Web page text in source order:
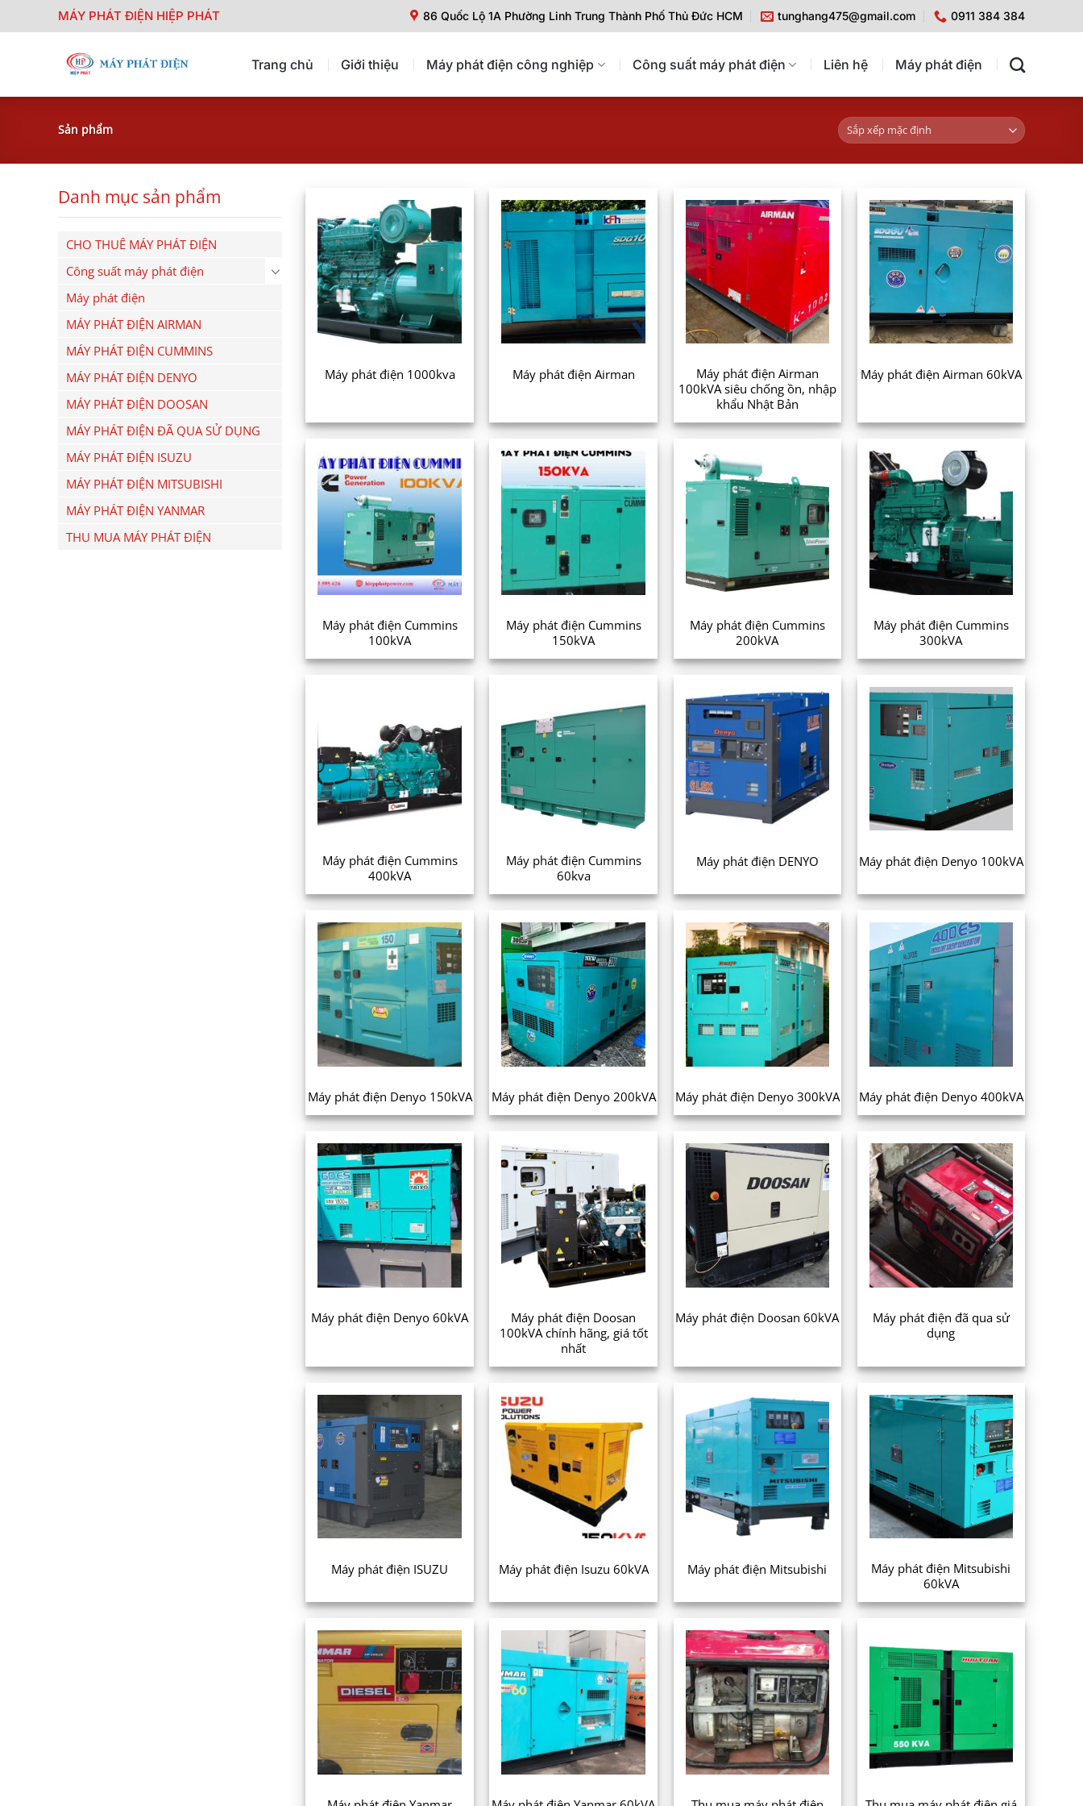
đến
MÁY PHÁT ĐIỆN HIỆP PHÁT 86 Quốc Lộ 1A Phường Linh Trung Thành Phố Thủ Đức HCM tunghang475@gmail.com 0911 384 384
Trang chủ Giới thiệu Máy phát điện công nghiệp Công suất máy phát điện Liên hệ Máy phát điện
Sản phẩm
Danh mục sản phẩm
CHO THUÊ MÁY PHÁT ĐIỆN
Công suất máy phát điện
Máy phát điện
MÁY PHÁT ĐIỆN AIRMAN
MÁY PHÁT ĐIỆN CUMMINS
MÁY PHÁT ĐIỆN DENYO
MÁY PHÁT ĐIỆN DOOSAN
MÁY PHÁT ĐIỆN ĐÃ QUA SỬ DỤNG
MÁY PHÁT ĐIỆN ISUZU
MÁY PHÁT ĐIỆN MITSUBISHI
MÁY PHÁT ĐIỆN YANMAR
THU MUA MÁY PHÁT ĐIỆN
Máy phát điện 1000kva Máy phát điện Airman
Máy phát điện Airman
100kVA siêu chống ồn, nhập
khẩu Nhật Bản
Máy phát điện Airman 60kVA
Máy phát điện Cummins
100kVA
Máy phát điện Cummins
150kVA
Máy phát điện Cummins
200kVA
Máy phát điện Cummins
300kVA
Máy phát điện Cummins
400kVA
Máy phát điện Cummins
60kva
Máy phát điện DENYO Máy phát điện Denyo 100kVA
Máy phát điện Denyo 150kVA Máy phát điện Denyo 200kVA Máy phát điện Denyo 300kVA Máy phát điện Denyo 400kVA
Máy phát điện Denyo 60kVA
Máy phát điện Doosan
100kVA chính hãng, giá tốt
nhất
Máy phát điện Doosan 60kVA
Máy phát điện đã qua sử
dụng
Máy phát điện ISUZU Máy phát điện Isuzu 60kVA Máy phát điện Mitsubishi
Máy phát điện Mitsubishi
60kVA